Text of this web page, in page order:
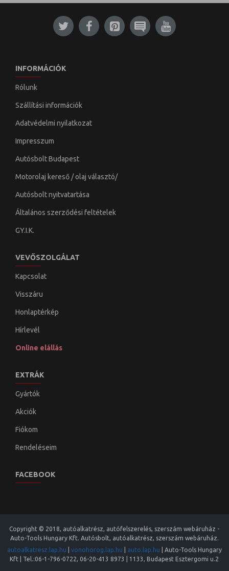
INFORMÁCIÓK
Rólunk
Szállítási információk
Adatvédelmi nyilatkozat
Impresszum
Autósbolt Budapest
Motorolaj kereső / olaj választó/
Autósbolt nyitvatartása
Általános szerződési feltételek
GY.I.K.
VEVŐSZOLGÁLAT
Kapcsolat
Visszáru
Honlaptérkép
Hírlevél
Online elállás
EXTRÁK
Gyártók
Akciók
Fiókom
Rendeléseim
FACEBOOK
Copyright © 2018, autóalkatrész, autófelszerelés, szerszám webáruház -
Auto-Tools Hungary Kft. Autósbolt, autóalkatrész, szerszám webáruház.
autoalkatresz.lap.hu
vonohorog.lap.hu auto.lap.hu
Auto-Tools Hungary
Kft | Tel.:06-1-796-0722, 06-20-413 8973 1133,Budapest Esztergomi u.2